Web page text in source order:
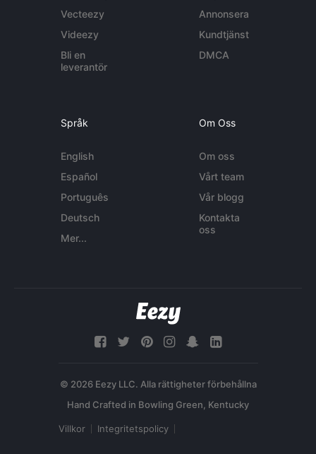
Vecteezy
Videezy
Bli en
leverantör
Annonsera
Kundtjänst
DMCA
Språk
English
Español
Português
Deutsch
Mer...
Om Oss
Om oss
Vårt team
Vår blogg
Kontakta
oss
© 2026 Eezy LLC. Alla rättigheter förbehållna
Villkor Integritetspolicy